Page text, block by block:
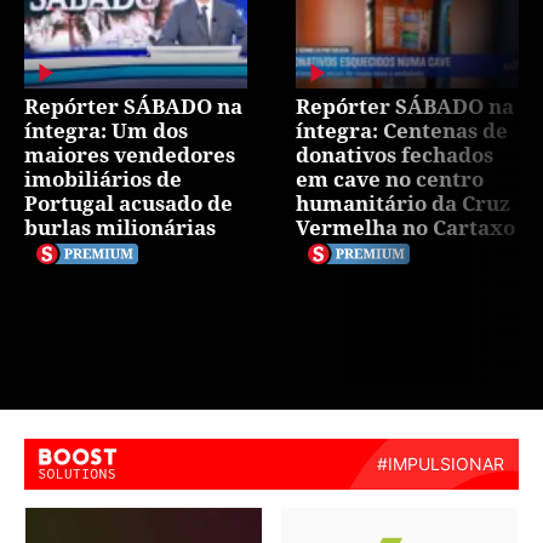
Repórter SÁBADO na
íntegra: Um dos
maiores vendedores
imobiliários de
Portugal acusado de
burlas milionárias
Repórter SÁBADO na
íntegra: Centenas de
donativos fechados
em cave no centro
humanitário da Cruz
Vermelha no Cartaxo